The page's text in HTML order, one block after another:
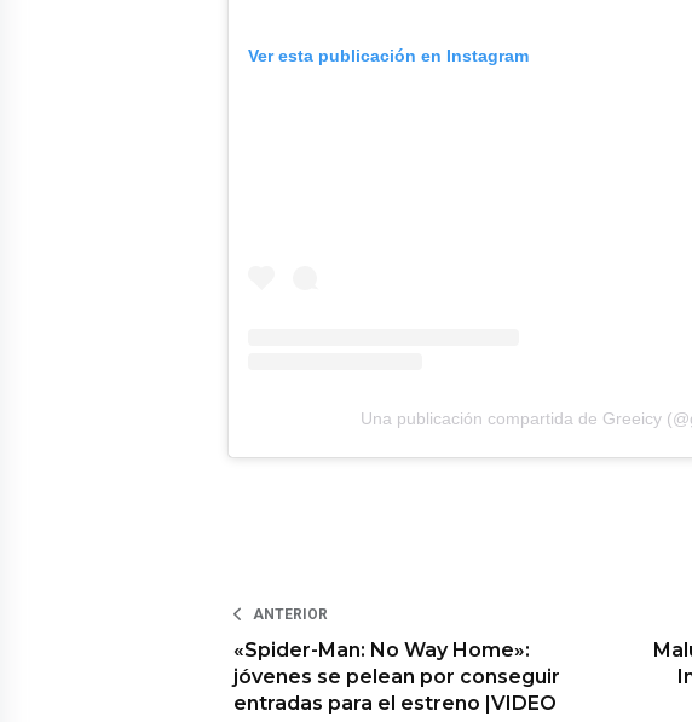
Ver esta publicación en Instagram
Una publicación compartida de Greeicy
ANTERIOR
«Spider-Man: No Way Home»:
jóvenes se pelean por conseguir
entradas para el estreno |VIDEO